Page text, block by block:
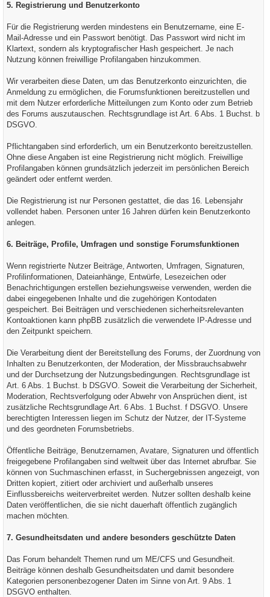
5. Registrierung und Benutzerkonto
Für die Registrierung werden mindestens ein Benutzername, eine E-
Mail-Adresse und ein Passwort benötigt. Das Passwort wird nicht im
Klartext, sondern als kryptografischer Hash gespeichert. Je nach
Nutzung können freiwillige Profilangaben hinzukommen.
Wir verarbeiten diese Daten, um das Benutzerkonto einzurichten, die
Anmeldung zu ermöglichen, die Forumsfunktionen bereitzustellen und
mit dem Nutzer erforderliche Mitteilungen zum Konto oder zum Betrieb
des Forums auszutauschen. Rechtsgrundlage ist Art. 6 Abs. 1 Buchst. b
DSGVO.
Pflichtangaben sind erforderlich, um ein Benutzerkonto bereitzustellen.
Ohne diese Angaben ist eine Registrierung nicht möglich. Freiwillige
Profilangaben können grundsätzlich jederzeit im persönlichen Bereich
geändert oder entfernt werden.
Die Registrierung ist nur Personen gestattet, die das 16. Lebensjahr
vollendet haben. Personen unter 16 Jahren dürfen kein Benutzerkonto
anlegen.
6. Beiträge, Profile, Umfragen und sonstige Forumsfunktionen
Wenn registrierte Nutzer Beiträge, Antworten, Umfragen, Signaturen,
Profilinformationen, Dateianhänge, Entwürfe, Lesezeichen oder
Benachrichtigungen erstellen beziehungsweise verwenden, werden die
dabei eingegebenen Inhalte und die zugehörigen Kontodaten
gespeichert. Bei Beiträgen und verschiedenen sicherheitsrelevanten
Kontoaktionen kann phpBB zusätzlich die verwendete IP-Adresse und
den Zeitpunkt speichern.
Die Verarbeitung dient der Bereitstellung des Forums, der Zuordnung von
Inhalten zu Benutzerkonten, der Moderation, der Missbrauchsabwehr
und der Durchsetzung der Nutzungsbedingungen. Rechtsgrundlage ist
Art. 6 Abs. 1 Buchst. b DSGVO. Soweit die Verarbeitung der Sicherheit,
Moderation, Rechtsverfolgung oder Abwehr von Ansprüchen dient, ist
zusätzliche Rechtsgrundlage Art. 6 Abs. 1 Buchst. f DSGVO. Unsere
berechtigten Interessen liegen im Schutz der Nutzer, der IT-Systeme
und des geordneten Forumsbetriebs.
Öffentliche Beiträge, Benutzernamen, Avatare, Signaturen und öffentlich
freigegebene Profilangaben sind weltweit über das Internet abrufbar. Sie
können von Suchmaschinen erfasst, in Suchergebnissen angezeigt, von
Dritten kopiert, zitiert oder archiviert und außerhalb unseres
Einflussbereichs weiterverbreitet werden. Nutzer sollten deshalb keine
Daten veröffentlichen, die sie nicht dauerhaft öffentlich zugänglich
machen möchten.
7. Gesundheitsdaten und andere besonders geschützte Daten
Das Forum behandelt Themen rund um ME/CFS und Gesundheit.
Beiträge können deshalb Gesundheitsdaten und damit besondere
Kategorien personenbezogener Daten im Sinne von Art. 9 Abs. 1
DSGVO enthalten.